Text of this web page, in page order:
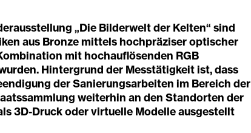
„Die Bilderwelt der Kelten“ sind
aus Bronze mittels hochpräziser optischer
mit hochauflösenden RGB
Hintergrund der Messtätigkeit ist, dass
der Sanierungsarbeiten im Bereich der
weiterhin an den Standorten der
3D-Druck oder virtuelle Modelle ausgestellt